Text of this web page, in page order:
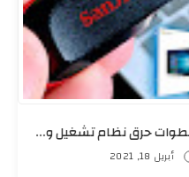
خطوات حرق نظام تشغيل ويندوز على فلاشه USB
أبريل 18, 2021